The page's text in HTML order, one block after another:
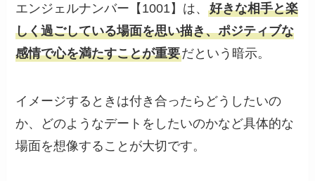
エンジェルナンバー【1001】は、好きな相手と楽
しく過ごしている場面を思い描き、ポジティブな
感情で心を満たすことが重要だという暗示。
イメージするときは付き合ったらどうしたいの
か、どのようなデートをしたいのかなど具体的な
場面を想像することが大切です。